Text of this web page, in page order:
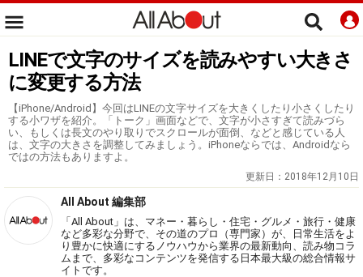
LINEで文字のサイズを読みやすい大きさ
に変更する方法
【iPhone/Android】今回はLINEの文字サイズを大きくしたり小さくしたり
する小ワザを紹介。「トーク」画面などで、文字が小さすぎて読みづら
い、もしくは長文のやり取りでスクロールが面倒、などと感じている人
は、文字の大きさを調整してみましょう。iPhoneならでは、Androidなら
ではの方法もありますよ。
更新日： 2018年12月10日
All About 編集部
「All About」は、マネー・暮らし・住宅・グルメ・旅行・健康
など多彩な分野で、その道のプロ（専門家）が、日常生活をよ
り豊かに快適にするノウハウから業界の最新動向、読み物コラ
ムまで、多彩なコンテンツを発信する日本最大級の総合情報サ
イトです。